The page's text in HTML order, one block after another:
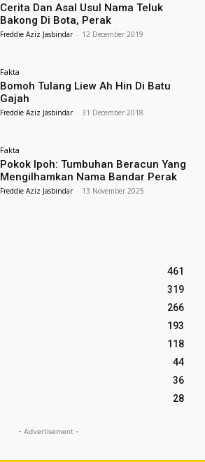
Cerita Dan Asal Usul Nama Teluk
Bakong Di Bota, Perak
Freddie Aziz Jasbindar - 12 December 2019
Fakta
Bomoh Tulang Liew Ah Hin Di Batu
Gajah
Freddie Aziz Jasbindar - 31 December 2018
Fakta
Pokok Ipoh: Tumbuhan Beracun Yang
Mengilhamkan Nama Bandar Perak
Freddie Aziz Jasbindar - 13 November 2025
461
319
266
193
118
44
36
28
- Advertisement -